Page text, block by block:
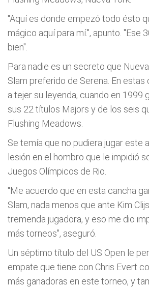
"Aquí es donde empezó todo ésto
mágico aquí para mí.", apunto. "Ese
bien".
Para nadie es un secreto que
Slam preferido de Serena. En
a tejer su leyenda, cuando en 1999
sus 22 títulos Majors y de los seis
Flushing Meadows.
Se temía que no pudiera jugar este
lesión en el hombro que le impidió
Juegos Olímpicos de Rio.
"Me acuerdo que en esta cancha
Slam, nada menos que ante Kim
tremenda jugadora, y eso me dio
más torneos", aseguró.
Un séptimo título del US Open le
empate que tiene con Chris Evert
más ganadoras en este torneo, y